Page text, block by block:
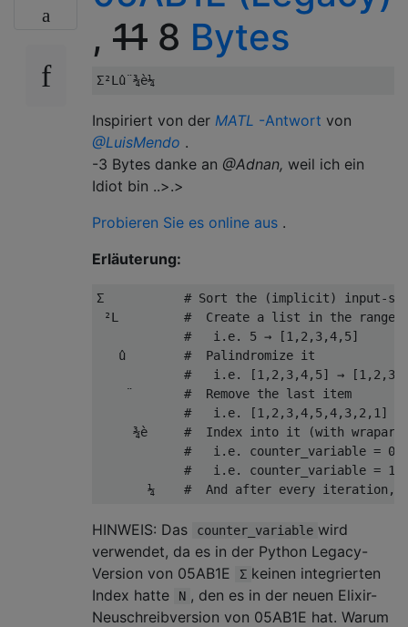
, 11 8 Bytes
Inspiriert von der MATL -Antwort von
@LuisMendo .
-3 Bytes danke an @Adnan, weil ich ein
Idiot bin ..>.>
Probieren Sie es online aus .
Erläuterung:
Σ
# Sort the (implicit) input-
²L #  Create a list in the range
#   i.e. 5 → [1,2,3,4,5]
û
#  Palindromize it
#   i.e. [1,2,3,4,5] →
¨
#  Remove the last item
#   i.e. [1,2,3,4,5,4,3,2,1] →
¾è
#  Index into it (with
#   i.e. counter_variable = 0
#   i.e. counter_variable = 13
¼
#  And after every iteration,
HINWEIS: Das counter_variable wird
verwendet, da es in der Python Legacy-
Version von 05AB1E
Σ keinen integrierten
Index hatte
N , den es in der neuen Elixir-
Neuschreibversion von 05AB1E hat. Warum